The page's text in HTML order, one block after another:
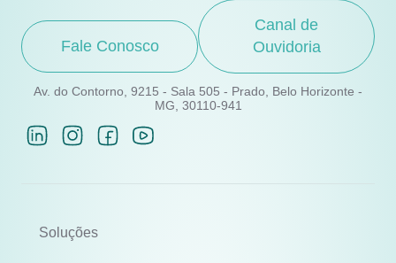
Fale Conosco
Canal de
Ouvidoria
Av. do Contorno, 9215 - Sala 505 - Prado, Belo Horizonte -
MG, 30110-941
Soluções